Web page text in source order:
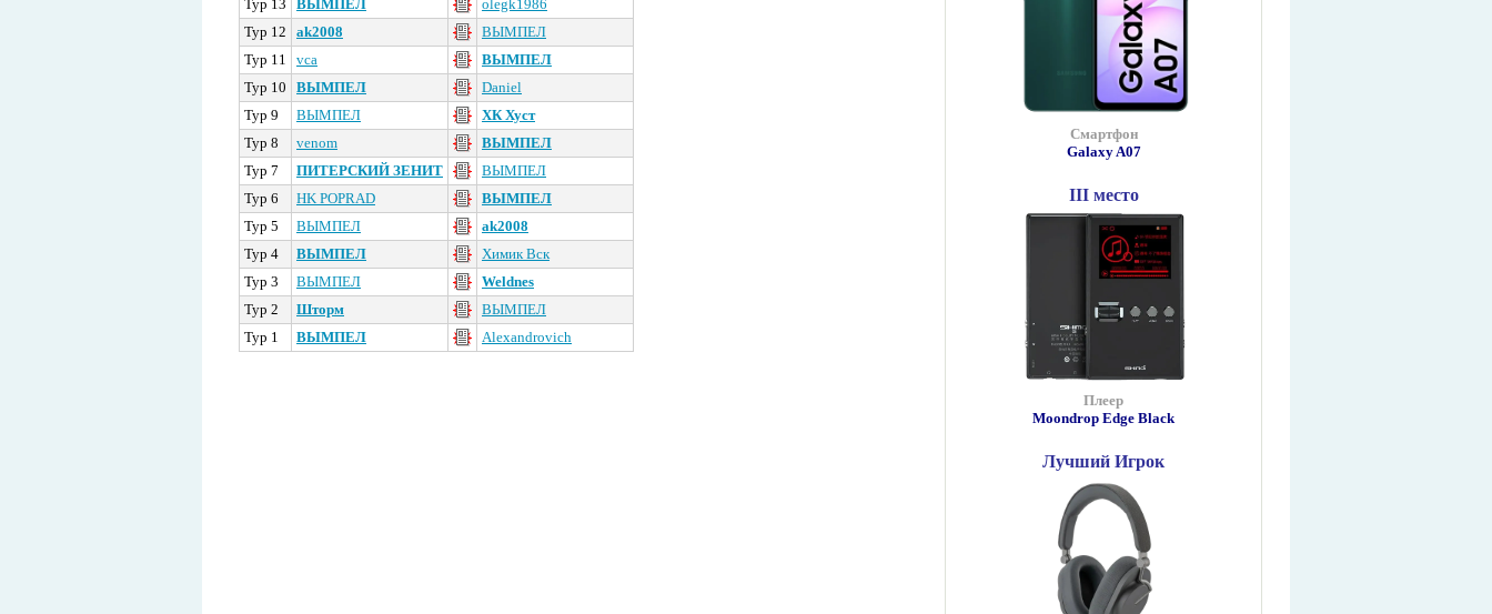
Тур 13
ВЫМПЕЛ
olegk1986
Тур 12
ak2008
ВЫМПЕЛ
Тур 11
vca
ВЫМПЕЛ
Тур 10
ВЫМПЕЛ
Daniel
Тур 9
ВЫМПЕЛ
ХК Хуст
Тур 8
venom
ВЫМПЕЛ
Тур 7
ПИТЕРСКИЙ ЗЕНИТ
ВЫМПЕЛ
Тур 6
HK POPRAD
ВЫМПЕЛ
Тур 5
ВЫМПЕЛ
ak2008
Тур 4
ВЫМПЕЛ
Химик Вск
Тур 3
ВЫМПЕЛ
Weldnes
Тур 2
Шторм
ВЫМПЕЛ
Тур 1
ВЫМПЕЛ Alexandrovich
Смартфон
Galaxy A07
III место
Плеер
Moondrop Edge Black
Лучший Игрок